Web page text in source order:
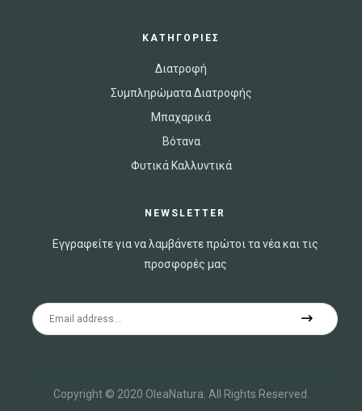
ΚΑΤΗΓΟΡΙΕΣ
Διατροφή
Συμπληρώματα Διατροφής
Μπαχαρικά
Βότανα
Φυτικά Καλλυντικά
NEWSLETTER
Εγγραφείτε για να λαμβάνετε πρώτοι τα νέα και τις
προσφορές μας
Copyright © 2020 OleaNatura All Rights Reserved.